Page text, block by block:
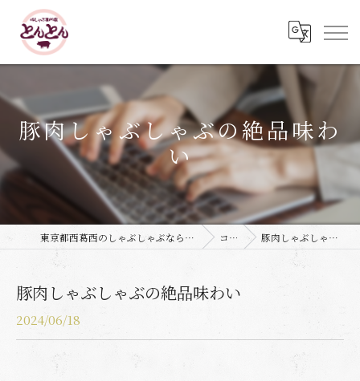
豚肉しゃぶしゃぶの絶品味わ
い
東京都西葛西のしゃぶしゃぶなら豚しゃぶ専門店 とんとん コラム 豚肉しゃぶしゃぶの絶品味わい
豚肉しゃぶしゃぶの絶品味わい
2024/06/18